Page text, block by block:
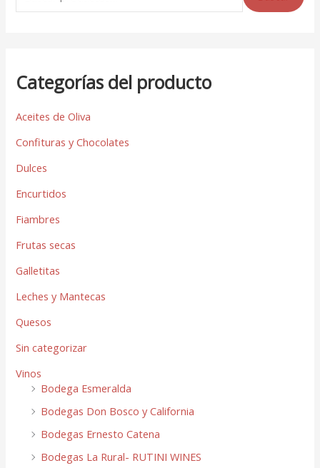
Categorías del producto
Aceites de Oliva
Confituras y Chocolates
Dulces
Encurtidos
Fiambres
Frutas secas
Galletitas
Leches y Mantecas
Quesos
Sin categorizar
Vinos
Bodega Esmeralda
Bodegas Don Bosco y California
Bodegas Ernesto Catena
Bodegas La Rural- RUTINI WINES